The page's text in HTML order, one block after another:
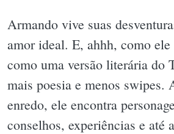
Armando vive suas
amor ideal. E, ahhh, como ele
como uma versão literária do
mais poesia e menos swipes.
enredo, ele encontra
conselhos, experiências e até